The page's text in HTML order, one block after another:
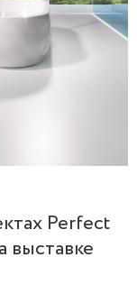
Perfect
выставке